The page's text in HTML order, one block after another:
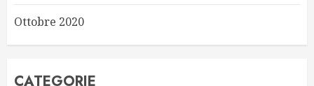
Ottobre 2020
CATEGORIE